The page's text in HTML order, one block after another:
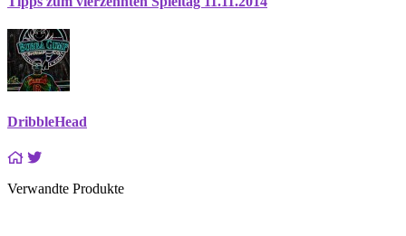
DribbleHead
Verwandte Produkte